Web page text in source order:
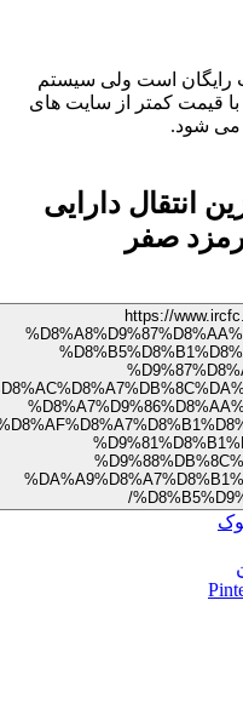
است ولی سیستم
کمتر از سایت های
شود.
دارایی
https://